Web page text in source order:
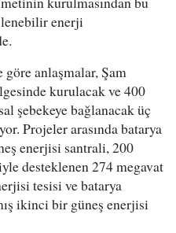
enerji
göre anlaşmalar, Şam
kurulacak ve 400
şebekeye bağlanacak üç
Projeler arasında batarya
enerjisi santrali, 200
desteklenen 274 megavat
tesisi ve batarya
ikinci bir güneş enerjisi